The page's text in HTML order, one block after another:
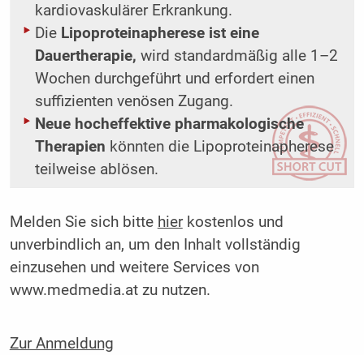
kardiovaskulärer Erkrankung.
Die Lipoproteinapherese ist eine
Dauertherapie, wird standardmäßig alle 1–2
Wochen durchgeführt und erfordert einen
suffizienten venösen Zugang.
Neue hocheffektive pharmakologische
Therapien könnten die Lipoproteinapherese
teilweise ablösen.
Melden Sie sich bitte hierkostenlos und
unverbindlich an, um den Inhalt vollständig
einzusehen und weitere Services von
www.medmedia.at zu nutzen.
Zur Anmeldung